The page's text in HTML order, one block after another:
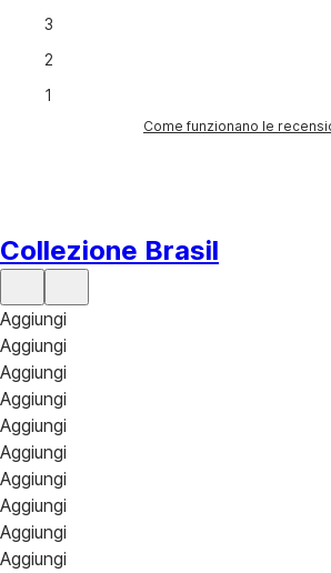
3
2
1
Come funzionano le
Collezione Brasil
Aggiungi
Aggiungi
Aggiungi
Aggiungi
Aggiungi
Aggiungi
Aggiungi
Aggiungi
Aggiungi
Aggiungi